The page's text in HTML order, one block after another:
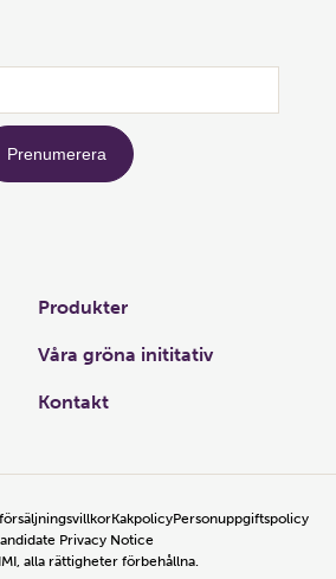
Produkter
Våra gröna inititativ
Kontakt
IMI, alla rättigheter förbehållna.
KakpolicyPersonuppgiftspolicy
Privacy Notice